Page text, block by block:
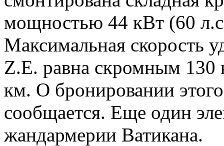
мощностью 44 кВт (60
Максимальная скорость
Z.E. равна скромным 130
км. О бронировании
сообщается. Еще один
жандармерии Ватикана.